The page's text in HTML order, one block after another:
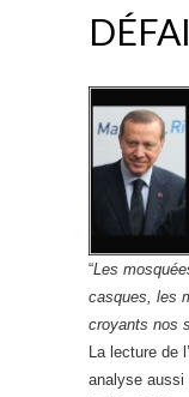
“Les
casques, les
croyants nos
La lecture de
analyse aussi